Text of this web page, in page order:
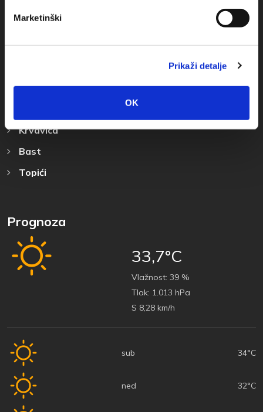
Marketinški
Prikaži detalje
OK
Promajna
Krvavica
Bast
Topići
Prognoza
33,7°C
Vlažnost: 39 %
Tlak: 1.013 hPa
S 8,28 km/h
sub 34°C
ned 32°C